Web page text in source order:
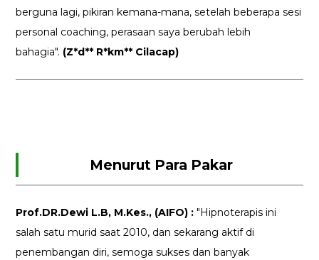
berguna lagi, pikiran kemana-mana, setelah beberapa sesi
personal coaching, perasaan saya berubah lebih
bahagia". (Z*d** R*km** Cilacap)
Menurut Para Pakar
Prof.DR.Dewi L.B, M.Kes., (AIFO) :"Hipnoterapis ini
salah satu murid saat 2010, dan sekarang aktif di
penembangan diri, semoga sukses dan banyak